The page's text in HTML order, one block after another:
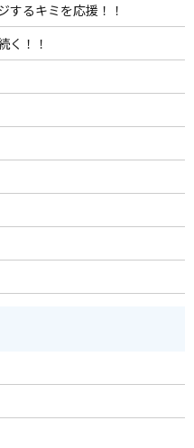
するキミを応援！！
く！！